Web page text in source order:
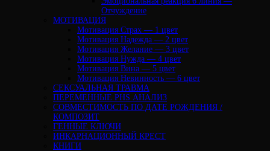
Отчуждение
МОТИВАЦИЯ
Мотивация Страх — 1 цвет
Мотивация Надежда — 2 цвет
Мотивация Желание — 3 цвет
Мотивация Нужда — 4 цвет
Мотивация Вина — 5 цвет
Мотивация Невинность — 6 цвет
СЕКСУАЛЬНАЯ ТРАВМА
ПЕРЕМЕННЫЕ PHS АНАЛИЗ
CОВМЕСТИМОСТЬ ПО ДАТЕ РОЖДЕНИЯ /
КОМПОЗИТ
ГЕННЫЕ КЛЮЧИ
ИНКАРНАЦИОННЫЙ КРЕСТ
КНИГИ